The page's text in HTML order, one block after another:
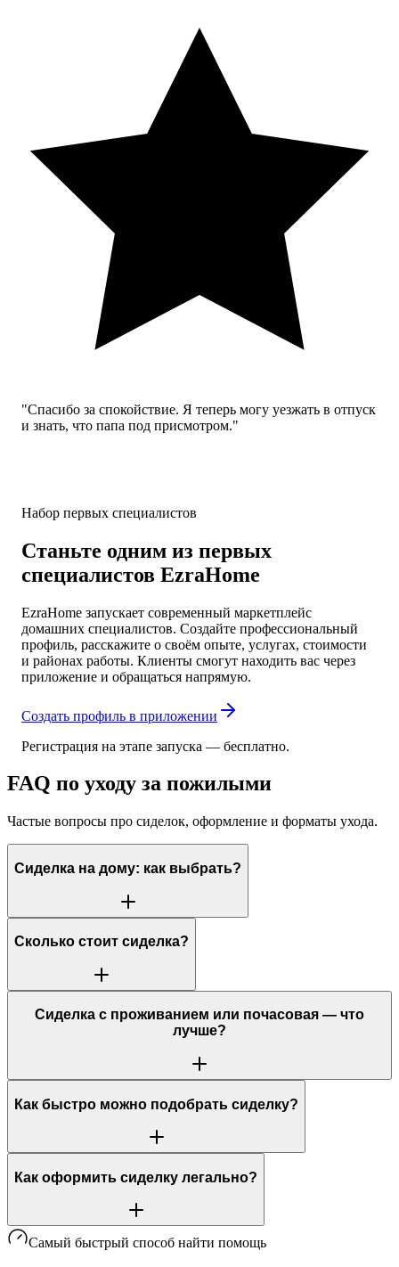
"Спасибо за спокойствие. Я теперь могу уезжать в отпуск
и знать, что папа под присмотром."
Набор первых специалистов
Станьте одним из первых
специалистов EzraHome
EzraHome запускает современный маркетплейс
домашних специалистов. Создайте профессиональный
профиль, расскажите о своём опыте, услугах, стоимости
и районах работы. Клиенты смогут находить вас через
приложение и обращаться напрямую.
Создать профиль в приложении
Регистрация на этапе запуска — бесплатно.
FAQ по уходу за пожилыми
Частые вопросы про сиделок, оформление и форматы ухода.
Сиделка на дому: как выбрать?
Сколько стоит сиделка?
Сиделка с проживанием или почасовая — что
лучше?
Как быстро можно подобрать сиделку?
Как оформить сиделку легально?
Самый быстрый способ найти помощь